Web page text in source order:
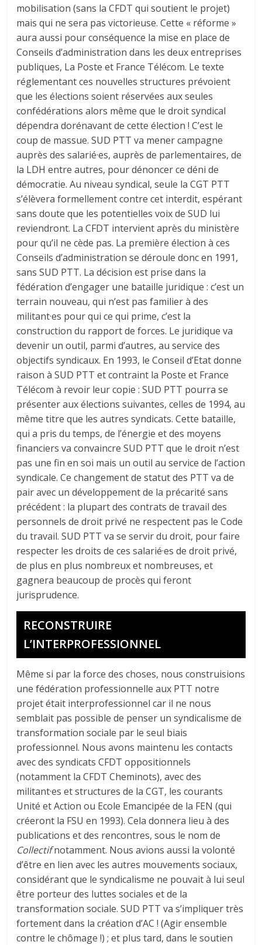
mobilisation (sans la CFDT qui soutient le projet)
mais qui ne sera pas victorieuse. Cette « réforme »
aura aussi pour conséquence la mise en place de
Conseils d’administration dans les deux entreprises
publiques, La Poste et France Télécom. Le texte
réglementant ces nouvelles structures prévoient
que les élections soient réservées aux seules
confédérations alors même que le droit syndical
dépendra dorénavant de cette élection ! C’est le
coup de massue. SUD PTT va mener campagne
auprès des salarié·es, auprès de parlementaires, de
la LDH entre autres, pour dénoncer ce déni de
démocratie. Au niveau syndical, seule la CGT PTT
s’élèvera formellement contre cet interdit, espérant
sans doute que les potentielles voix de SUD lui
reviendront. La CFDT intervient après du ministère
pour qu’il ne cède pas. La première élection à ces
Conseils d’administration se déroule donc en 1991,
sans SUD PTT. La décision est prise dans la
fédération d’engager une bataille juridique : c’est un
terrain nouveau, qui n’est pas familier à des
militant·es pour qui ce qui prime, c’est la
construction du rapport de forces. Le juridique va
devenir un outil, parmi d’autres, au service des
objectifs syndicaux. En 1993, le Conseil d’Etat donne
raison à SUD PTT et contraint la Poste et France
Télécom à revoir leur copie : SUD PTT pourra se
présenter aux élections suivantes, celles de 1994, au
même titre que les autres syndicats. Cette bataille,
qui a pris du temps, de l’énergie et des moyens
financiers va convaincre SUD PTT que le droit n’est
pas une fin en soi mais un outil au service de l’action
syndicale. Ce changement de statut des PTT va de
pair avec un développement de la précarité sans
précédent : la plupart des contrats de travail des
personnels de droit privé ne respectent pas le Code
du travail. SUD PTT va se servir du droit, pour faire
respecter les droits de ces salarié·es de droit privé,
de plus en plus nombreux et nombreuses, et
gagnera beaucoup de procès qui feront
jurisprudence.
RECONSTRUIRE
L’INTERPROFESSIONNEL
Même si par la force des choses, nous construisions
une fédération professionnelle aux PTT notre
projet était interprofessionnel car il ne nous
semblait pas possible de penser un syndicalisme de
transformation sociale par le seul biais
professionnel. Nous avons maintenu les contacts
avec des syndicats CFDT oppositionnels
(notamment la CFDT Cheminots), avec des
militant·es et structures de la CGT, les courants
Unité et Action ou Ecole Emancipée de la FEN (qui
créeront la FSU en 1993). Cela donnera lieu à des
publications et des rencontres, sous le nom de
Collectifnotamment. Nous avions aussi la volonté
d’être en lien avec les autres mouvements sociaux,
considérant que le syndicalisme ne pouvait à lui seul
être porteur des luttes sociales et de la
transformation sociale. SUD PTT va s’impliquer très
fortement dans la création d’AC ! (Agir ensemble
contre le chômage !) ; et plus tard, dans le soutien